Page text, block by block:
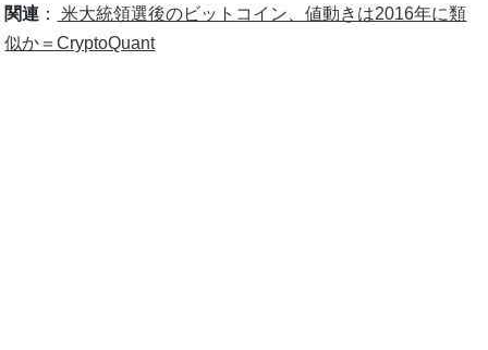
関連 ：
米大統領選後のビットコイン、値動きは2016年に類
似か＝CryptoQuant